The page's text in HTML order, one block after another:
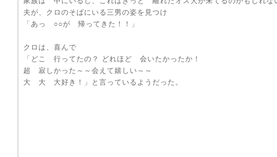
夫が、クロのそばにいる三男の姿を見つけ
「あっ ○○が 帰ってきた！！」
クロは、喜んで
「どこ 行ってたの？ どれほど 会いたかったか！
超 寂しかった～～会えて嬉しい～～
大 大 大好き！」と言っているようだった。